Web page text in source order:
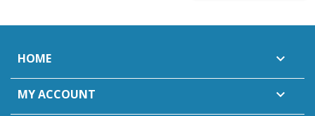
HOME 
MY ACCOUNT 